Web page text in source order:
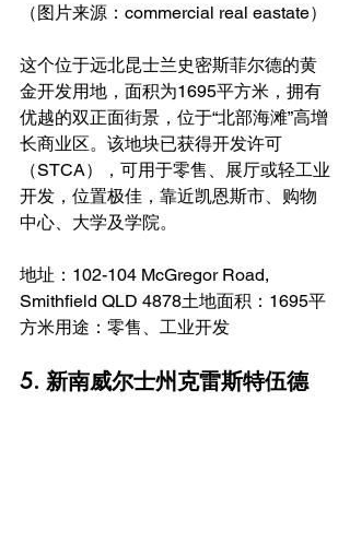
（图片来源：commercial real eastate）
这个位于远北昆士兰史密斯菲尔德的黄
金开发用地，面积为1695平方米，拥有
优越的双正面街景，位于“北部海滩”高增
长商业区。该地块已获得开发许可
（STCA），可用于零售、展厅或轻工业
开发，位置极佳，靠近凯恩斯市、购物
中心、大学及学院。
地址：102-104 McGregor Road,
Smithfield QLD 4878土地面积：1695平
方米用途：零售、工业开发
5. 新南威尔士州克雷斯特伍德